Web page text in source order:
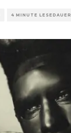
4 MINUTE LESEDAUER